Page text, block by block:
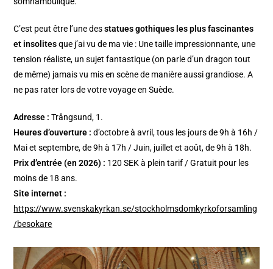
C’est peut être l’une desstatues gothiques les plus fascinantes
et insolitesque j’ai vu de ma vie : Une taille impressionnante, une
tension réaliste, un sujet fantastique (on parle d’un dragon tout
de même) jamais vu mis en scène de manière aussi grandiose. A
ne pas rater lors de votre voyage en Suède.
Adresse : Trångsund, 1.
Heures d’ouverture :d’octobre à avril, tous les jours de 9h à 16h /
Mai et septembre, de 9h à 17h / Juin, juillet et août, de 9h à 18h.
Prix d’entrée (en 2026) : 120 SEK à plein tarif / Gratuit pour les
moins de 18 ans.
Site internet :
https://www.svenskakyrkan.se/stockholmsdomkyrkoforsamling
/besokare